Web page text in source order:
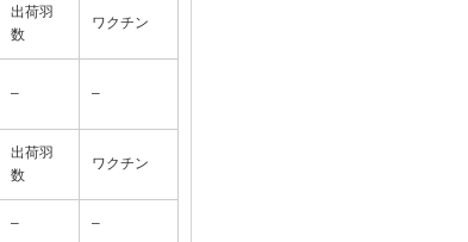
出荷羽
数
ワクチン
– –
出荷羽
数
ワクチン
– –